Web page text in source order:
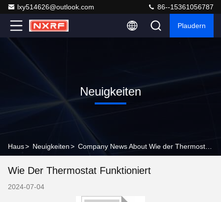
lxy514626@outlook.com 86--15361056787
Plaudern
Neuigkeiten
Haus> Neuigkeiten>
Wie Der Thermostat Funktioniert
2024-07-04